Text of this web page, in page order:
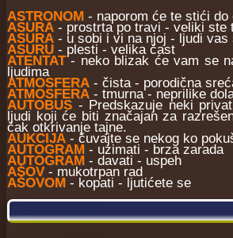
ASTRONOM - naporom će te stići do
ASURA - prostrta po travi - veliki ste
ASURA - u sobi i vi na njoj - ljudi vas
ASURU - plesti - velika čast
ATENTAT- neko blizak će vam se
ljudima
ATMOSFERA - čista - porodična
ATMOSFERA - tmurna - neprilike
AUTOBUS - Predskazuje neki
ljudi koji će biti značajan za
čak otkrivanje tajne.
AUKCIJA - čuvajte se nekog ko
AUTOGRAM - uzimati - brza zarada
AUTOGRAM - davati - uspeh
AŠOV- mukotrpan rad
AŠOVOM - kopati - ljutićete se